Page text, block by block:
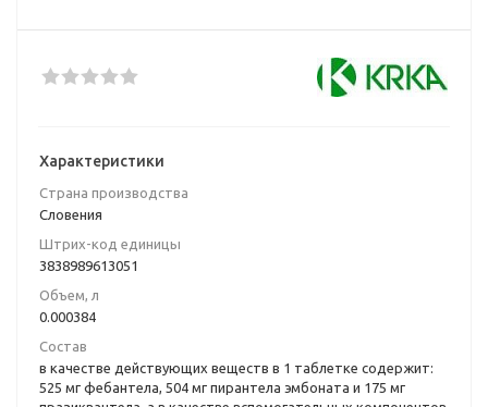
Характеристики
Страна производства
Словения
Штрих-код единицы
3838989613051
Объем, л
0.000384
Состав
в качестве действующих веществ в 1 таблетке содержит:
525 мг фебантела, 504 мг пирантела эмбоната и 175 мг